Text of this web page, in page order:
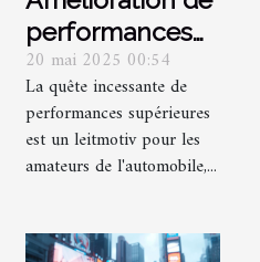
performances
pour voitures
populaires
allemandes
20 mai 2025 00:54
La quête incessante de
performances supérieures
est un leitmotiv pour les
amateurs de l'automobile,...